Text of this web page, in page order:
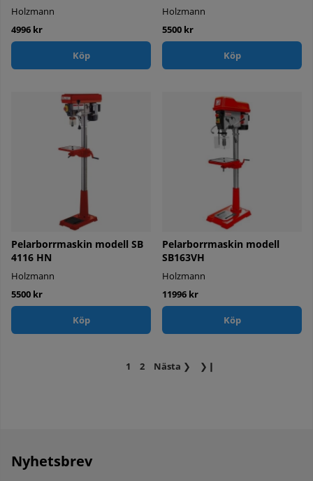
Holzmann
4996 kr
Köp
Holzmann
5500 kr
Köp
Pelarborrmaskin modell SB
4116 HN
Holzmann
5500 kr
Köp
Pelarborrmaskin modell
SB163VH
Holzmann
11996 kr
Köp
1 2 Nästa ❯ ❯❙
Nyhetsbrev